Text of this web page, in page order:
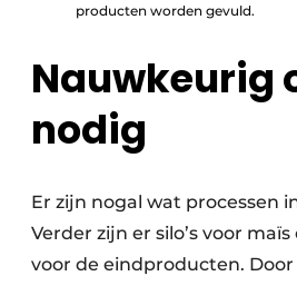
producten worden gevuld.
Nauwkeurig
nodig
Er zijn nogal wat processen
Verder zijn er silo’s voor
voor de eindproducten.